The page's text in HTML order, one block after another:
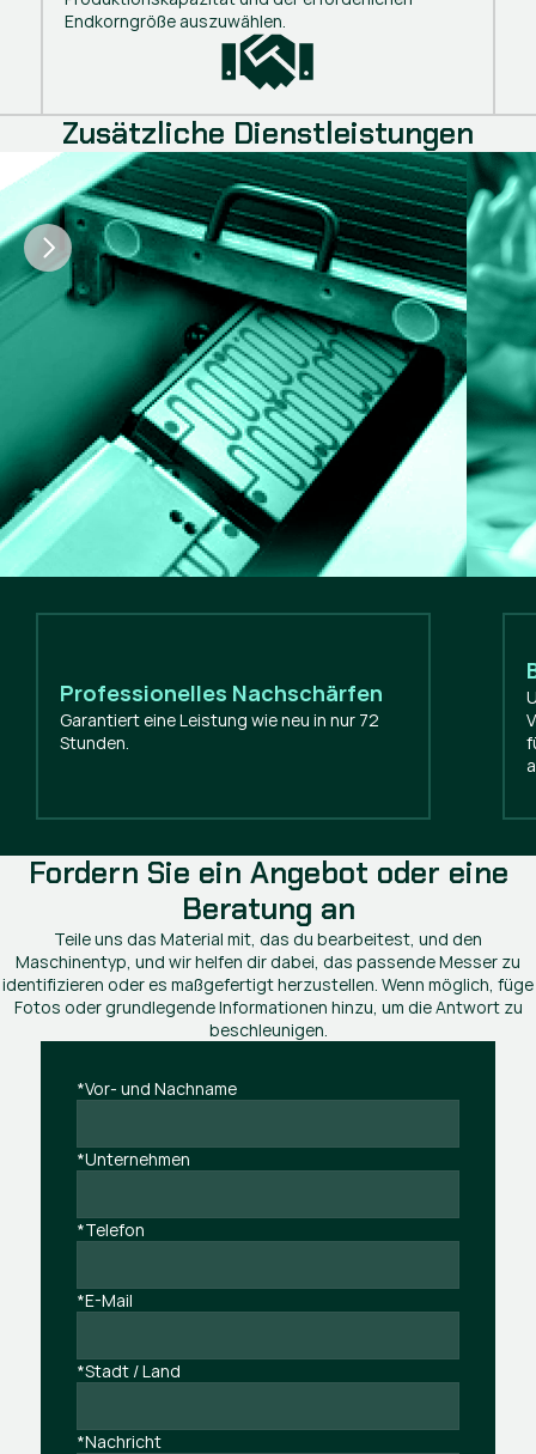
Endkorngröße auszuwählen.
Zusätzliche Dienstleistungen
Professionelles Nachschärfen
Garantiert eine Leistung wie neu in nur 72
Stunden.
Fordern Sie ein Angebot oder eine
Beratung an
Teile uns das Material mit, das du bearbeitest, und den
Maschinentyp, und wir helfen dir dabei, das passende Messer zu
identifizieren oder es maßgefertigt herzustellen. Wenn möglich, füge
Fotos oder grundlegende Informationen hinzu, um die Antwort zu
beschleunigen.
*Vor- und Nachname
*Unternehmen
*Telefon
*E-Mail
*Stadt / Land
*Nachricht